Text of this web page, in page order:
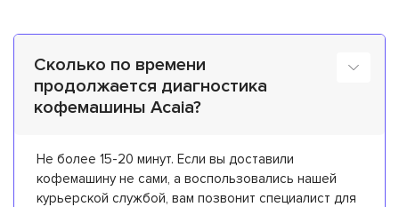
Сколько по времени
продолжается диагностика
кофемашины Acaia?
Не более 15-20 минут. Если вы доставили
кофемашину не сами, а воспользовались нашей
курьерской службой, вам позвонит специалист для